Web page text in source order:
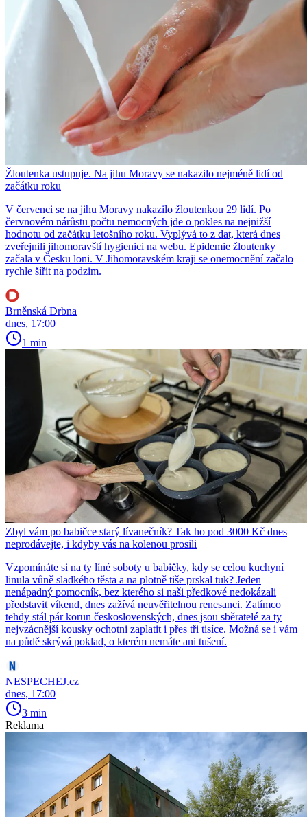
Žloutenka ustupuje. Na jihu Moravy se nakazilo nejméně lidí od
začátku roku
V červenci se na jihu Moravy nakazilo žloutenkou 29 lidí. Po
červnovém nárůstu počtu nemocných jde o pokles na nejnižší
hodnotu od začátku letošního roku. Vyplývá to z dat, která dnes
zveřejnili jihomoravští hygienici na webu. Epidemie žloutenky
začala v Česku loni. V Jihomoravském kraji se onemocnění začalo
rychle šířit na podzim.
Brněnská Drbna
dnes, 17:00
1 min
Zbyl vám po babičce starý lívanečník? Tak ho pod 3000 Kč dnes
neprodávejte, i kdyby vás na kolenou prosili
Vzpomínáte si na ty líné soboty u babičky, kdy se celou kuchyní
linula vůně sladkého těsta a na plotně tiše prskal tuk? Jeden
nenápadný pomocník, bez kterého si naši předkové nedokázali
představit víkend, dnes zažívá neuvěřitelnou renesanci. Zatímco
tehdy stál pár korun československých, dnes jsou sběratelé za ty
nejvzácnější kousky ochotni zaplatit i přes tři tisíce. Možná se i vám
na půdě skrývá poklad, o kterém nemáte ani tušení.
NESPECHEJ.cz
dnes, 17:00
3 min
Reklama